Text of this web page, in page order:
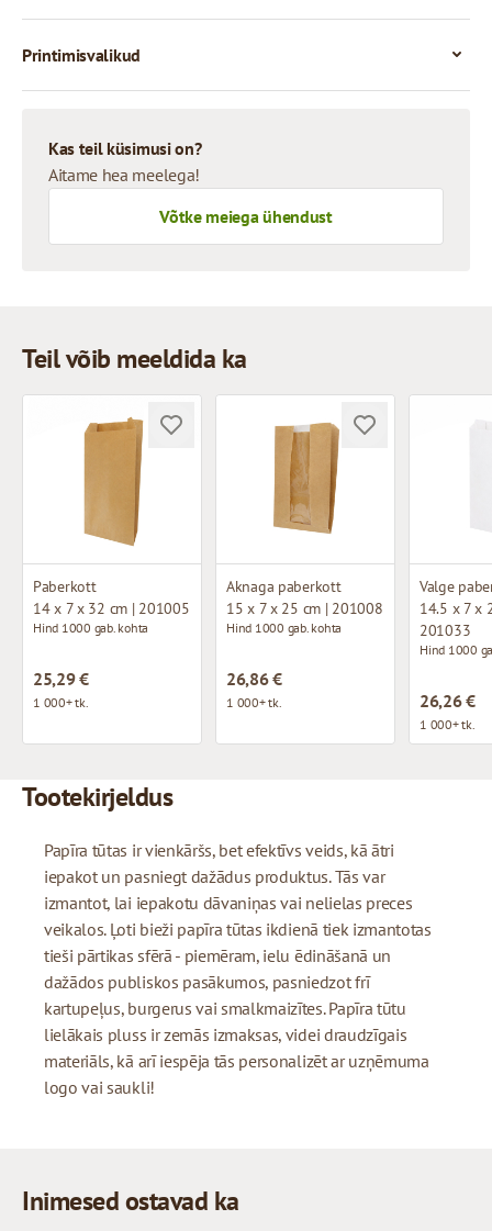
Printimisvalikud
Kas teil küsimusi on?
Aitame hea meelega!
Võtke meiega ühendust
Teil võib meeldida ka
Paberkott
14 x 7 x 32 cm | 201005
Hind 1000 gab. kohta
25,29 €
1 000+ tk.
Aknaga paberkott
15 x 7 x 25 cm | 201008
Hind 1000 gab. kohta
26,86 €
1 000+ tk.
Valge
14.5 x 7 x
201033
Hind 1000
26,26 €
1 000+ tk.
Tootekirjeldus
Papīra tūtas ir vienkāršs, bet efektīvs veids, kā ātri
iepakot un pasniegt dažādus produktus. Tās var
izmantot, lai iepakotu dāvaniņas vai nelielas preces
veikalos. Ļoti bieži papīra tūtas ikdienā tiek izmantotas
tieši pārtikas sfērā - piemēram, ielu ēdināšanā un
dažādos publiskos pasākumos, pasniedzot frī
kartupeļus, burgerus vai smalkmaizītes. Papīra tūtu
lielākais pluss ir zemās izmaksas, videi draudzīgais
materiāls, kā arī iespēja tās personalizēt ar uzņēmuma
logo vai saukli!
Inimesed ostavad ka